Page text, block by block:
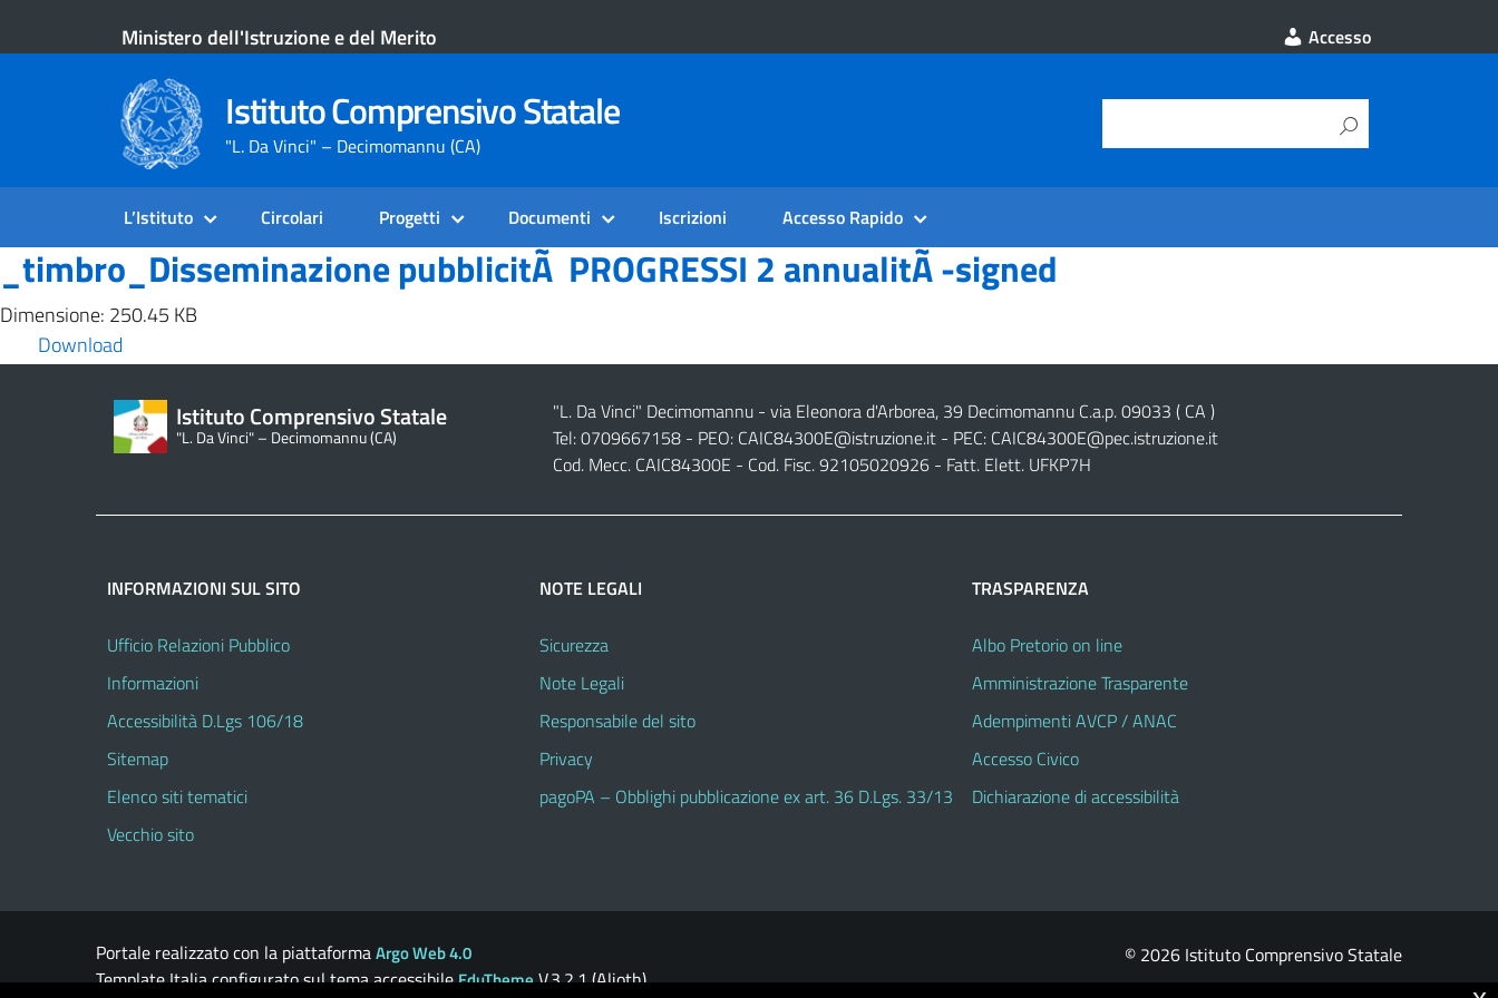
Ministero dell'Istruzione e del Merito Accesso
Istituto Comprensivo Statale
"L. Da Vinci" – Decimomannu (CA)
L’Istituto Circolari Progetti Documenti Iscrizioni Accesso Rapido
_timbro_Disseminazione pubblicitÃ PROGRESSI 2 annualitÃ -signed
Dimensione: 250.45 KB
Download
Istituto Comprensivo Statale
"L. Da Vinci" – Decimomannu (CA)
"L. Da Vinci" Decimomannu - via Eleonora d'Arborea, 39 Decimomannu C.a.p. 09033 ( CA )
Tel: 0709667158 - PEO: CAIC84300E@istruzione.it- PEC: CAIC84300E@pec.istruzione.it
Cod. Mecc. CAIC84300E - Cod. Fisc. 92105020926 - Fatt. Elett. UFKP7H
INFORMAZIONI SUL SITO
Ufficio Relazioni Pubblico
Informazioni
Accessibilità D.Lgs 106/18
Sitemap
Elenco siti tematici
Vecchio sito
NOTE LEGALI
Sicurezza
Note Legali
Responsabile del sito
Privacy
pagoPA – Obblighi pubblicazione ex art. 36 D.Lgs. 33/13
TRASPARENZA
Albo Pretorio on line
Amministrazione Trasparente
Adempimenti AVCP / ANAC
Accesso Civico
Dichiarazione di accessibilità
Portale realizzato con la piattaformaArgo Web 4.0
Template Italia configurato sul tema accessibileEduThemeV.3.2.1 (Alioth)
© 2026 Istituto Comprensivo Statale